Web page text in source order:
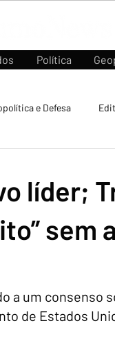
Política
e Defesa
líder;
sem
a um consenso
de Estados